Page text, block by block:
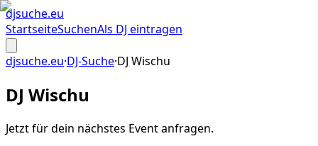
djsuche.eu
StartseiteSuchenAls DJ eintragen
djsuche.eu·DJ-Suche·DJ Wischu
DJ Wischu
Jetzt für dein nächstes Eventanfragen.